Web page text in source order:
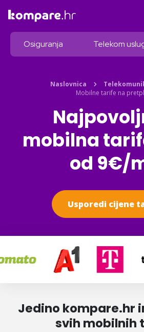
Osiguranja Telekom
Naslovnica
Mobilne tarife na
mobilna
od 9€/
Usporedi cijene
Jedino kompare.hr
svih mobilnih